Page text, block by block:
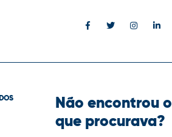
Não encontrou o
que procurava?